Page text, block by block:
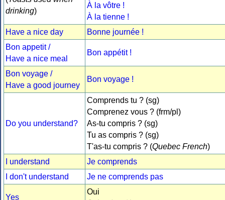
drinking)
À la vôtre !
À la tienne !
Have a nice day
Bonne journée !
Bon appetit /
Have a nice meal
Bon appétit !
Bon voyage /
Have a good journey
Bon voyage !
Do you understand?
Comprends tu ? (sg)
Comprenez vous ? (frm/pl)
As-tu compris ? (sg)
Tu as compris ? (sg)
T'as-tu compris ? (Quebec French)
I understand
Je comprends
I don't understand
Je ne comprends pas
Yes
Oui